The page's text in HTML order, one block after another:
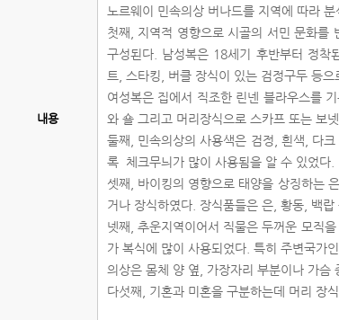
내용
노르웨이 민속의상 버나드를 지역에 따라
첫째, 지역적 영향으로 시골의 서민 문화를
구성된다. 남성복은 18세기 후반부터 정착
트, 스타킹, 버클 장식이 있는 검정구두 등으
여성복은 집에서 직조한 린넨 블라우스를
와 숄 그리고 머리장식으로 스카프 또는 보
둘째, 민속의상의 사용색은 검정, 흰색, 다
록 체크무늬가 많이 사용됨을 알 수 있었다.
셋째, 바이킹의 영향으로 태양을 상징하는
거나 장식하였다. 장식품들은 은, 황동, 백랍
넷째, 추운지역이어서 직물은 두꺼운 모직
가 복식에 많이 사용되었다. 특히 주변국가
의상은 몸체 양 옆, 가장자리 부분이나 가슴
다섯째, 기혼과 미혼을 구분하는데 머리 장